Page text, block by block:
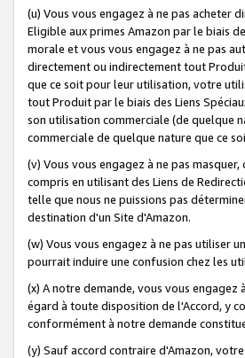
(u) Vous vous engagez à ne pas acheter
Eligible aux primes Amazon par le biais
morale et vous vous engagez à ne pas
directement ou indirectement tout
que ce soit pour leur utilisation, votre
tout Produit par le biais des Liens
son utilisation commerciale (de quelque
commerciale de quelque nature que ce
(v) Vous vous engagez à ne pas
compris en utilisant des Liens de
telle que nous ne puissions pas
destination d'un Site d'Amazon.
(w) Vous vous engagez à ne pas utiliser
pourrait induire une confusion chez les
(x) A notre demande, vous vous
égard à toute disposition de l'Accord, y
conformément à notre demande
(y) Sauf accord contraire d'Amazon,